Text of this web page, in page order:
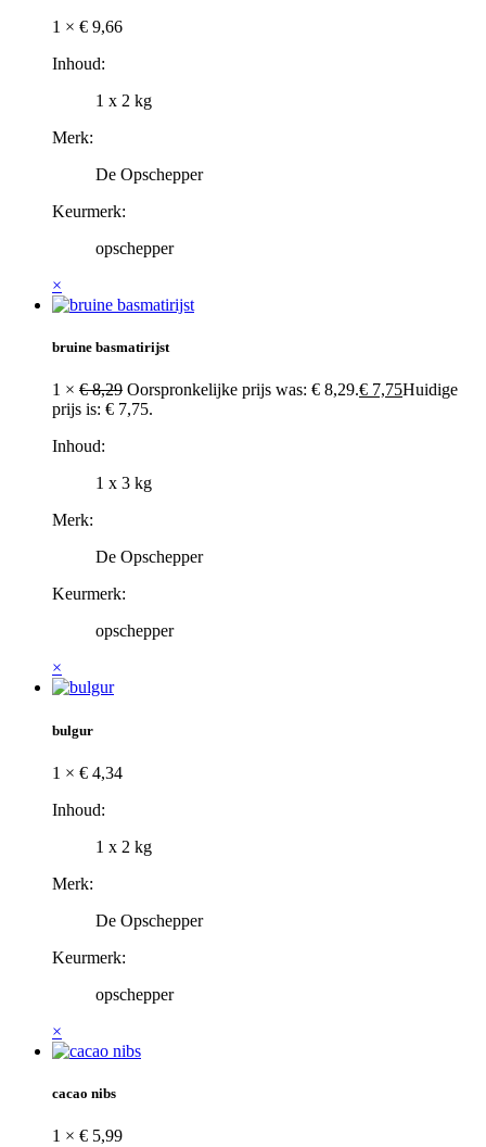
1 × € 9,66
Inhoud:
1 x 2 kg
Merk:
De Opschepper
Keurmerk:
opschepper
×
bruine basmatirijst
1 × €8,29 Oorspronkelijke prijs was: € 8,29.€ 7,75Huidige
prijs is: € 7,75.
Inhoud:
1 x 3 kg
Merk:
De Opschepper
Keurmerk:
opschepper
×
bulgur
1 × € 4,34
Inhoud:
1 x 2 kg
Merk:
De Opschepper
Keurmerk:
opschepper
×
cacao nibs
1 × € 5,99